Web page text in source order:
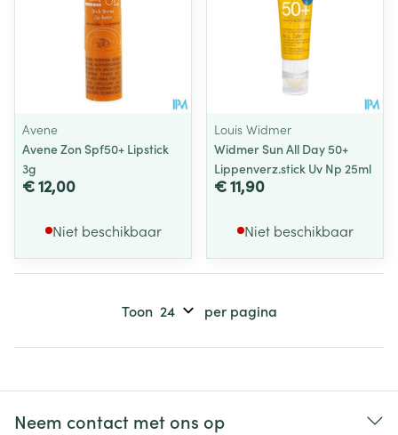
Avene
Avene Zon Spf50+ Lipstick
3g
€ 12,00
Niet beschikbaar
Louis Widmer
Widmer Sun All Day 50+
Lippenverz.stick Uv Np 25ml
€ 11,90
Niet beschikbaar
Toon per pagina
Neem contact met ons op